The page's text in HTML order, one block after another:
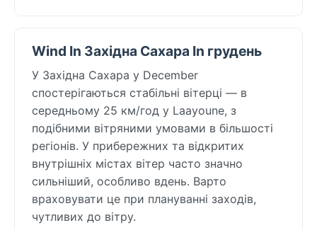
Wind In Західна Сахара In грудень
У Західна Сахара у December
спостерігаються стабільні вітерці — в
середньому 25 км/год у Laayoune, з
подібними вітряними умовами в більшості
регіонів. У прибережних та відкритих
внутрішніх містах вітер часто значно
сильніший, особливо вдень. Варто
враховувати це при плануванні заходів,
чутливих до вітру.